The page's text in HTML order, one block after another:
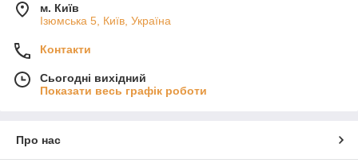
м. Київ
Ізюмська 5, Київ, Україна
Контакти
Сьогодні вихідний
Показати весь графік роботи
Про нас